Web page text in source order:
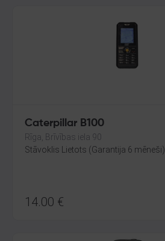
Caterpillar B100
Rīga, Brīvības iela 90
Stāvoklis Lietots (Garantija 6 mēneši)
14.00 €